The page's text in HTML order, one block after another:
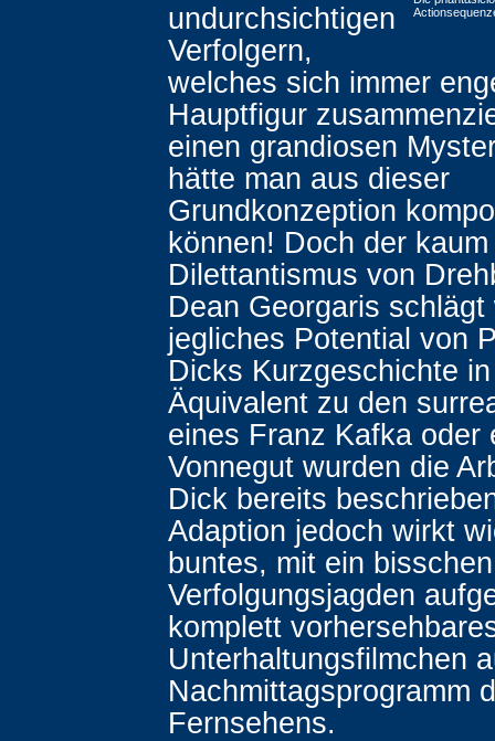
undurchsichtigen
Verfolgern,
welches sich immer
Hauptfigur
einen grandiosen
hätte man aus dieser
Grundkonzeption
können! Doch der
Dilettantismus von
Dean Georgaris schlägt
jegliches Potential von
Dicks Kurzgeschichte
Äquivalent zu den
eines Franz Kafka oder
Vonnegut wurden die
Dick bereits
Adaption jedoch wirkt
buntes, mit ein
Verfolgungsjagden
komplett
Unterhaltungsfilmchen
Nachmittagsprogramm
Fernsehens.